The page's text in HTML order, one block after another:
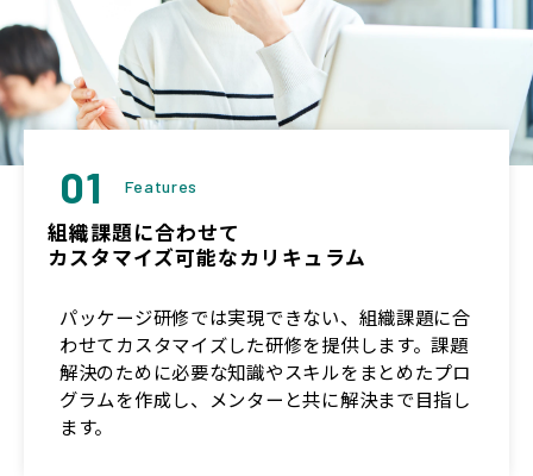
01 Features
組織課題に合わせて
カスタマイズ可能なカリキュラム
パッケージ研修では実現できない、組織課題に合
わせてカスタマイズした研修を提供します。課題
解決のために必要な知識やスキルをまとめたプロ
グラムを作成し、メンターと共に解決まで目指し
ます。